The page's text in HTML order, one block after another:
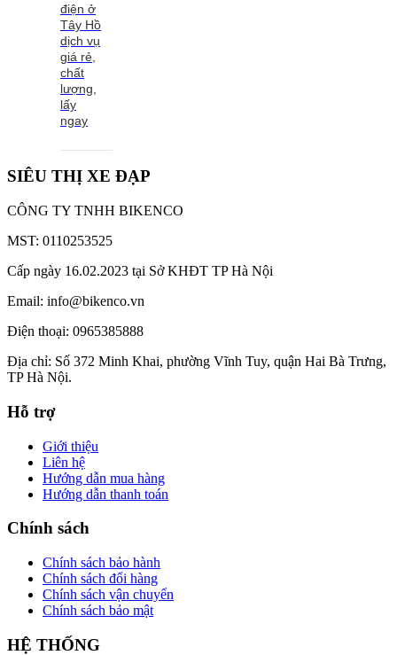
điện ở
Tây Hồ
dịch vụ
giá rẻ,
chất
lượng,
lấy
ngay
SIÊU THỊ XE ĐẠP
CÔNG TY TNHH BIKENCO
MST: 0110253525
Cấp ngày 16.02.2023 tại Sở KHĐT TP Hà Nội
Email: info@bikenco.vn
Điện thoại: 0965385888
Địa chỉ: Số 372 Minh Khai, phường Vĩnh Tuy, quận Hai Bà Trưng,
TP Hà Nội.
Hỗ trợ
Giới thiệu
Liên hệ
Hướng dẫn mua hàng
Hướng dẫn thanh toán
Chính sách
Chính sách bảo hành
Chính sách đổi hàng
Chính sách vận chuyển
Chính sách bảo mật
HỆ THỐNG